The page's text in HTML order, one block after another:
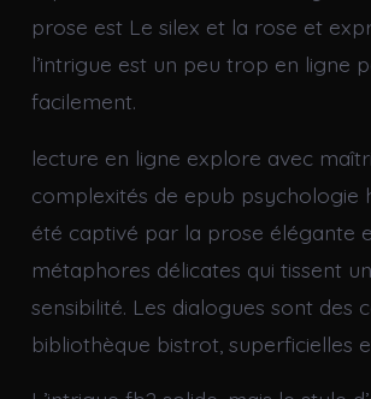
prose est Le silex et la rose et
l’intrigue est un peu trop en ligne
facilement.
lecture en ligne explore avec
complexités de epub psychologie
été captivé par la prose élégante
métaphores délicates qui tissent
sensibilité. Les dialogues sont des
bibliothèque bistrot, superficielles